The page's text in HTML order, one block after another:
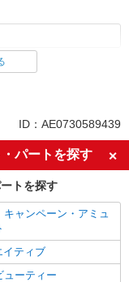
新卒歓迎
迎
代～）活躍中
代～）活躍中
ID：AE0730589439
パートを探す
トを探す
キャンペーン・アミュ
イティブ
ューティー